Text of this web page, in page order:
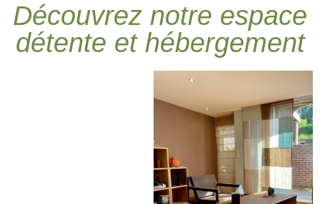
Découvrez notre espace
détente et hébergement